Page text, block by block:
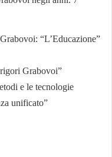
“L’Educazione”
Grabovoi”
e le tecnologie
unificato”